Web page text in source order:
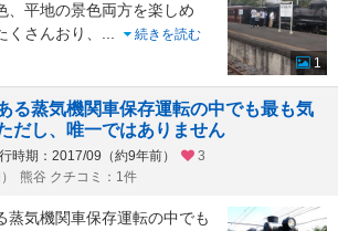
、平地の景色両方を楽しめ
さんおり、
続きを読む
1
る蒸気機関車保存運転の中でも最も気
だし、唯一ではありません
時期：2017/09（約9年前）
3
熊谷 クチコミ：1件
蒸気機関車保存運転の中でも